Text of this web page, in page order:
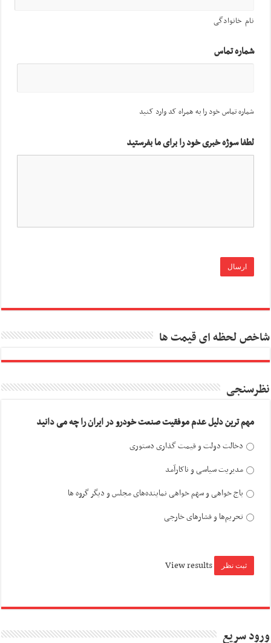
نام خانوادگی
شماره تماس
شماره تماس خود را به همراه کد وارد کنید
لطفا سوژه خبری خود را برای ما بفرستید
شاخص لحظه ای قیمت ها
نظرسنجی
مهم ترین دلیل عدم موفقیت صنعت خودرو در ایران را چه می دانید
دخالت دولت و قیمت گذاری دستوری
مدیریت سیاسی و ناکارآمد
باج خواهی و سهم خواهی نماینده‌های مجلس و دیگر گروه ها
تحریم‌ها و فشارهای خارجی
View results
ورود سریع